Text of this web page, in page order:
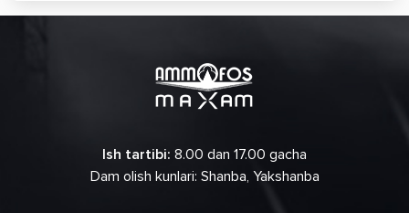
Ish tartibi: 8.00 dan 17.00 gacha
Dam olish kunlari: Shanba, Yakshanba